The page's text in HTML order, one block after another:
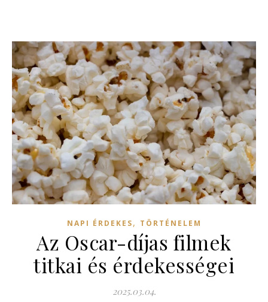
NAPI ÉRDEKES, TÖRTÉNELEM
Az Oscar-díjas filmek
titkai és érdekességei
2025.03.04.